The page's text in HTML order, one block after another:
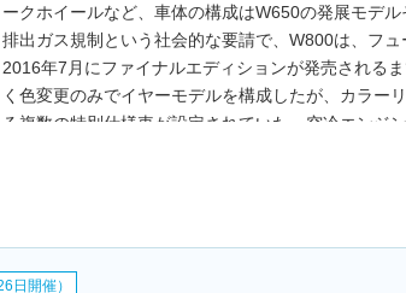
ークホイールなど、車体の構成はW650の発展モデ
排出ガス規制という社会的な要請で、W800は、フュ
2016年7月にファイナルエディションが発売される
く色変更のみでイヤーモデルを構成したが、カラー
る複数の特別仕様車が設定されていた。空冷エンジ
日開催）